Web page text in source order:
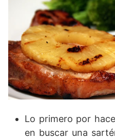
Lo primero por
en buscar una